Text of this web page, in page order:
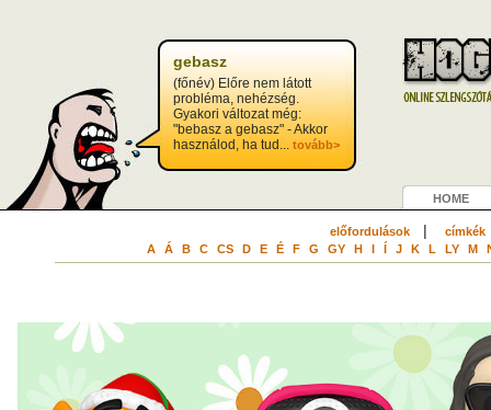
gebasz
(főnév) Előre nem látott
probléma, nehézség.
Gyakori változat még:
"bebasz a gebasz" - Akkor
használod, ha tud... tovább>
HOME
előfordulások| címkék
A Á B C CS D E É F G GY H I Í J K L LY M